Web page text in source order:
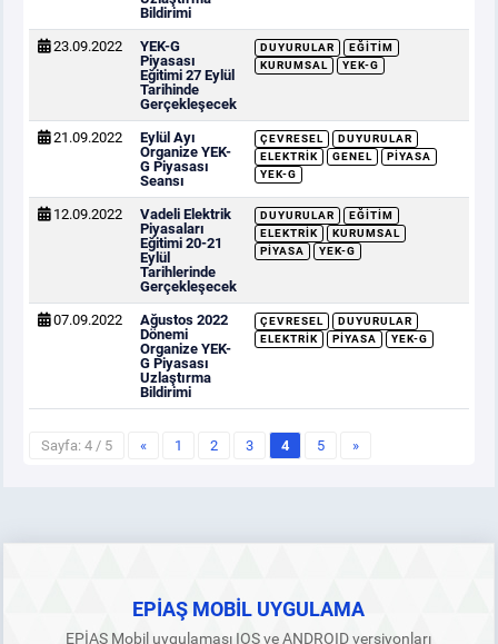
Bildirimi
23.09.2022
YEK-G
Piyasası
Eğitimi 27 Eylül
Tarihinde
Gerçekleşecek
DUYURULAR
EĞITIM
KURUMSAL
YEK-G
21.09.2022
Eylül Ayı
Organize YEK-
G Piyasası
Seansı
ÇEVRESEL
DUYURULAR
ELEKTRIK
GENEL
PIYASA
YEK-G
12.09.2022
Vadeli Elektrik
Piyasaları
Eğitimi 20-21
Eylül
Tarihlerinde
Gerçekleşecek
DUYURULAR
EĞITIM
ELEKTRIK
KURUMSAL
PIYASA
YEK-G
07.09.2022
Ağustos 2022
Dönemi
Organize YEK-
G Piyasası
Uzlaştırma
Bildirimi
ÇEVRESEL
DUYURULAR
ELEKTRIK
PIYASA YEK-G
Sayfa: 4 / 5 « 1 2 3 4 5 »
EPİAŞ MOBİL UYGULAMA
EPİAŞ Mobil uygulaması IOS ve ANDROID versiyonları